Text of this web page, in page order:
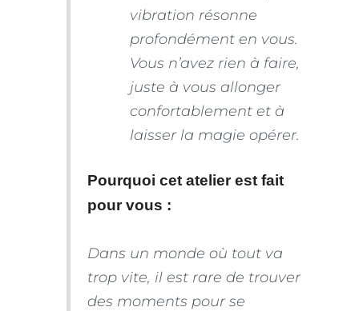
vibration résonne
profondément en vous.
Vous n’avez rien à faire,
juste à vous allonger
confortablement et à
laisser la magie opérer.
Pourquoi cet atelier est fait
pour vous :
Dans un monde où tout va
trop vite, il est rare de trouver
des moments pour se